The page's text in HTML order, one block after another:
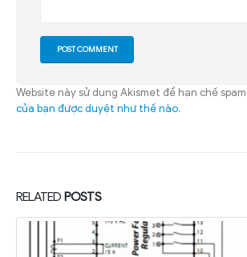
Website này sử dụng Akismet để hạn chế spam.
của bạn được duyệt như thế nào.
RELATED POSTS